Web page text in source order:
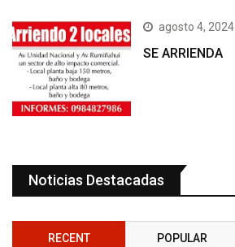
agosto 4, 2024
SE ARRIENDA
Noticias Destacadas
RECENT POPULAR